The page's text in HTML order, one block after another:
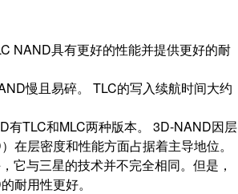
NAND具有更好的性能并提供更好的耐
慢且易碎。 TLC的写入续航时间大约
有TLC和MLC两种版本。 3D-NAND因层
在层密度和性能方面占据着主导地位。
它与三星的技术并不完全相同。但是，
耐用性更好。